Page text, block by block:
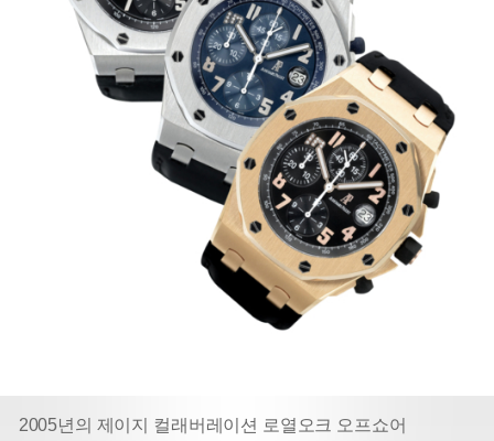
2005년의 제이지 컬래버레이션 로열오크 오프쇼어